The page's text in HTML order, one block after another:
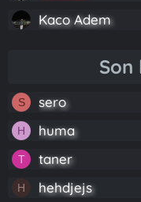
Kaco Adem
Son
S sero
H huma
T taner
H hehdjejs